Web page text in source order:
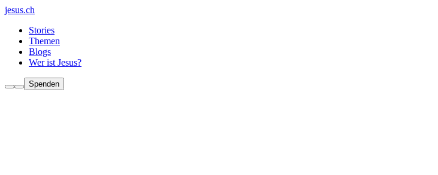
jesus.ch
Stories
Themen
Blogs
Wer ist Jesus?
Spenden